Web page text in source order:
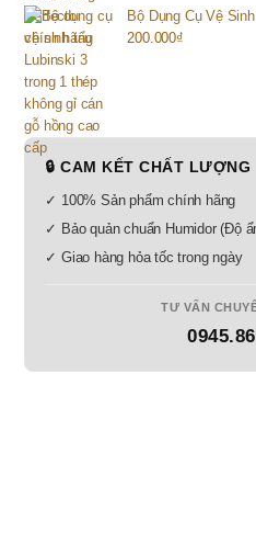
Bộ Dụng Cụ Vệ
200.000₫
🔒 CAM KẾT CHẤT LƯỢNG
✓ 100% Sản phẩm chính hãng
✓ Bảo quản chuẩn Humidor (Độ
✓ Giao hàng hỏa tốc trong ngày
TƯ VẤN